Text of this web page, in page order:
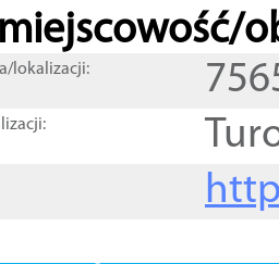
lokalizacji: